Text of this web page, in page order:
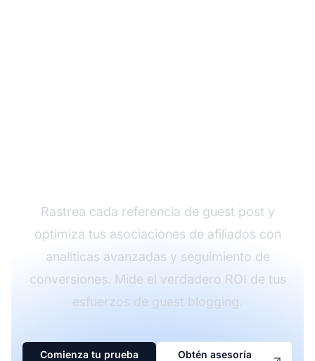
Rastrea cada referencia de guest post y
optimiza tus asociaciones de afiliados con
analíticas avanzadas y seguimiento de
conversiones. Mide el verdadero ROI de tus
esfuerzos de guest blogging.
Comienza tu prueba
Obtén asesoría